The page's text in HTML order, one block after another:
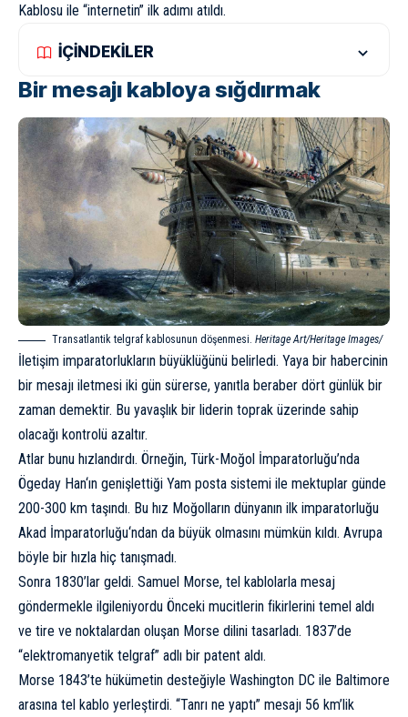
Kablosu ile “internetin” ilk adımı atıldı.
İÇİNDEKİLER
Bir mesajı kabloya sığdırmak
Transatlantik telgraf kablosunun döşenmesi. Heritage Art/Heritage Images/
İletişim imparatorlukların büyüklüğünü belirledi. Yaya bir habercinin
bir mesajı iletmesi iki gün sürerse, yanıtla beraber dört günlük bir
zaman demektir. Bu yavaşlık bir liderin toprak üzerinde sahip
olacağı kontrolü azaltır.
Atlar bunu hızlandırdı. Örneğin, Türk-Moğol İmparatorluğu’nda
Ögeday Han‘ın genişlettiği Yam posta sistemi ile mektuplar günde
200-300 km taşındı. Bu hız Moğolların dünyanın ilk imparatorluğu
Akad İmparatorluğu‘ndan da büyük olmasını mümkün kıldı. Avrupa
böyle bir hızla hiç tanışmadı.
Sonra 1830’lar geldi. Samuel Morse, tel kablolarla mesaj
göndermekle ilgileniyordu Önceki mucitlerin fikirlerini temel aldı
ve tire ve noktalardan oluşan Morse dilini tasarladı. 1837’de
“elektromanyetik telgraf” adlı bir patent aldı.
Morse 1843’te hükümetin desteğiyle Washington DC ile Baltimore
arasına tel kablo yerleştirdi. “Tanrı ne yaptı” mesajı 56 km’lik